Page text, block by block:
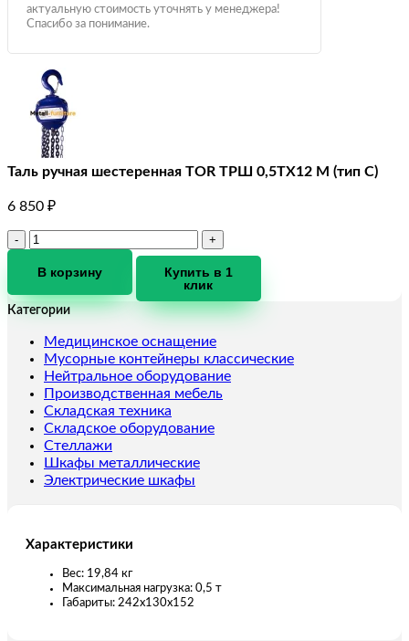
актуальную стоимость уточнять у менеджера!
Спасибо за понимание.
Таль ручная шестеренная TOR ТРШ 0,5ТХ12 М (тип C)
6 850 ₽
Количество
Таль
шестеренная
ТРШ
0,5ТХ12
М
(тип
C)
В корзину
Купить в 1
клик
Категории
Медицинское оснащение
Мусорные контейнеры классические
Нейтральное оборудование
Производственная мебель
Складская техника
Складское оборудование
Стеллажи
Шкафы металлические
Электрические шкафы
Характеристики
Вес: 19,84 кг
Максимальная нагрузка: 0,5 т
Габариты: 242х130х152